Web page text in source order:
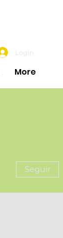
Login
More
Seguir